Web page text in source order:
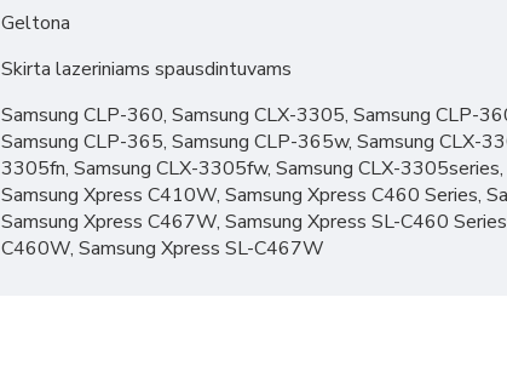
Geltona
Skirta lazeriniams spausdintuvams
Samsung CLP-360, Samsung CLX-3305, Samsung CLP-
Samsung CLP-365, Samsung CLP-365w, Samsung CLX-
3305fn, Samsung CLX-3305fw, Samsung CLX-
Samsung Xpress C410W, Samsung Xpress C460 Series,
Samsung Xpress C467W, Samsung Xpress SL-C460
C460W, Samsung Xpress SL-C467W